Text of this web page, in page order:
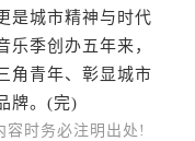
城市精神与时代
乐季创办五年来，
角青年、彰显城市
牌。(完)
容时务必注明出处!